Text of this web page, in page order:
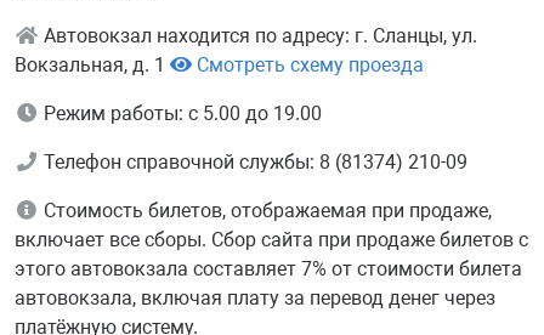
Автовокзал находится по адресу: г. Сланцы, ул.
Вокзальная, д. 1
Смотреть схему проезда
Режим работы: с 5.00 до 19.00
Телефон справочной службы: 8 (81374) 210-09
Стоимость билетов, отображаемая при продаже,
включает все сборы. Сбор сайта при продаже билетов с
этого автовокзала составляет 7% от стоимости билета
автовокзала, включая плату за перевод денег через
платёжную систему.